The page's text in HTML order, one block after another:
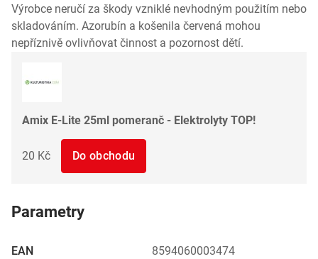
Výrobce neručí za škody vzniklé nevhodným použitím nebo
skladováním. Azorubín a košenila červená mohou
nepříznivě ovlivňovat činnost a pozornost dětí.
Amix E-Lite 25ml pomeranč - Elektrolyty TOP!
20 Kč Do obchodu
Parametry
EAN 8594060003474